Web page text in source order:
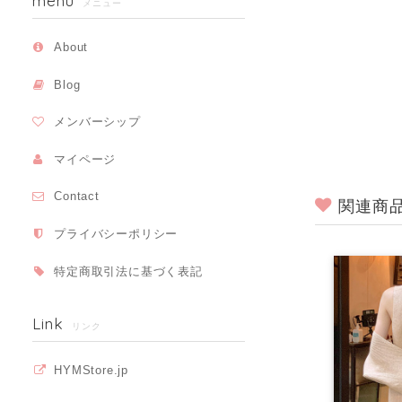
メニュー
About
Blog
メンバーシップ
マイページ
Contact
プライバシーポリシー
特定商取引法に基づく表記
Link リンク
HYMStore.jp
関連商